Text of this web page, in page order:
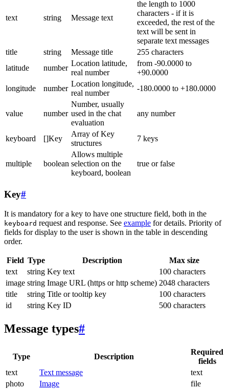
text string Message text
the length to 1000
characters - if it is
exceeded, the rest of the
text will be sent in
separate text messages
title
string Message title
255 characters
latitude
number
Location latitude,
real number
from -90.0000 to
+90.0000
longitude
number
Location longitude,
real number
-180.0000 to +180.0000
value number
Number, usually
used in the chat
evaluation
any number
keyboard []Key
Array of Key
structures
7 keys
multiple boolean
Allows multiple
selection on the
keyboard, boolean
true or false
Key#
It is mandatory for a key to have one structure field, both in the
keyboard request and response. See example for details. Priority of
fields for display to the user is shown in the table in descending
order.
Field Type Description
Max size
text
string Key text
100 characters
image string Image URL (https or http scheme) 2048 characters
title
string Title or tooltip key
100 characters
id
string Key ID 500 characters
Message types#
Type Description
Required
fields
text
Text message
text
photo
Image
file